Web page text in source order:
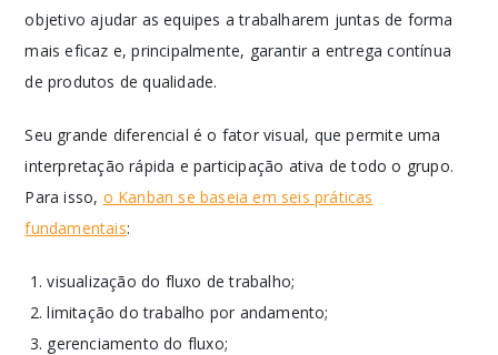
objetivo ajudar as equipes a trabalharem juntas de forma
mais eficaz e, principalmente, garantir a entrega contínua
de produtos de qualidade.
Seu grande diferencial é o fator visual, que permite uma
interpretação rápida e participação ativa de todo o grupo.
Para isso, o Kanban se baseia em seis práticas
fundamentais:
visualização do fluxo de trabalho;
limitação do trabalho por andamento;
gerenciamento do fluxo;